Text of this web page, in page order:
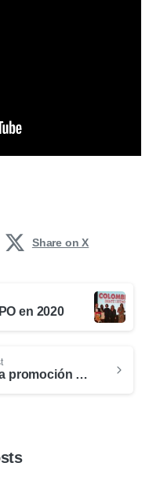
Share on X
en 2020
¿Qué logramos con la promoción de Medellín y Antioquia en el primer semestre del año?